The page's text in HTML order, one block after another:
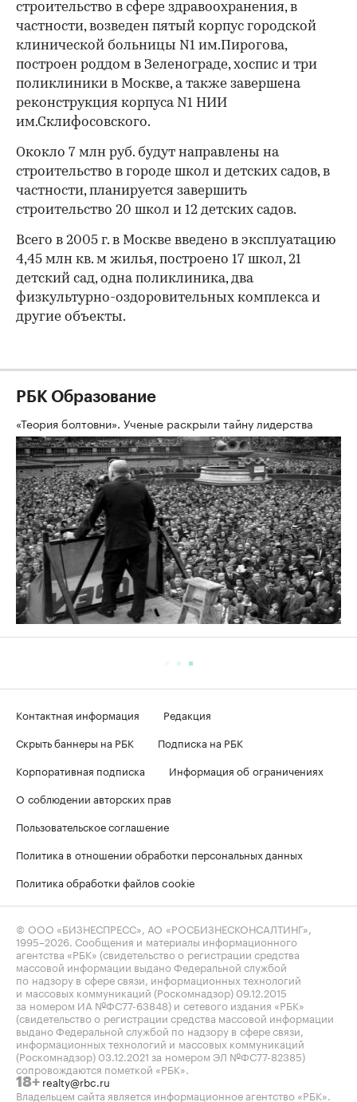
строительство в сфере здравоохранения, в
частности, возведен пятый корпус городской
клинической больницы N1 им.Пирогова,
построен роддом в Зеленограде, хоспис и три
поликлиники в Москве, а также завершена
реконструкция корпуса N1 НИИ
им.Склифосовского.
Ококло 7 млн руб. будут направлены на
строительство в городе школ и детских садов, в
частности, планируется завершить
строительство 20 школ и 12 детских садов.
Всего в 2005 г. в Москве введено в эксплуатацию
4,45 млн кв. м жилья, построено 17 школ, 21
детский сад, одна поликлиника, два
физкультурно-оздоровительных комплекса и
другие объекты.
РБК Образование
«Теория болтовни». Ученые раскрыли тайну лидерства
Контактная информация
Редакция
Скрыть баннеры на РБК
Подписка на РБК
Корпоративная подписка
Информация об ограничениях
О соблюдении авторских прав
Пользовательское соглашение
Политика в отношении обработки персональных данных
Политика обработки файлов cookie
© ООО «БИЗНЕСПРЕСС», АО «РОСБИЗНЕСКОНСАЛТИНГ»,
1995–2026. Сообщения и материалы информационного
агентства «РБК» (свидетельство о регистрации средства
массовой информации выдано Федеральной службой
по надзору в сфере связи, информационных технологий
и массовых коммуникаций (Роскомнадзор) 09.12.2015
за номером ИА №ФС77-63848) и сетевого издания «РБК»
(свидетельство о регистрации средства массовой информации
выдано Федеральной службой по надзору в сфере связи,
информационных технологий и массовых коммуникаций
(Роскомнадзор) 03.12.2021 за номером ЭЛ №ФС77-82385)
сопровождаются пометкой «РБК».
18+ realty@rbc.ru
Владельцем сайта является информационное агентство «РБК».